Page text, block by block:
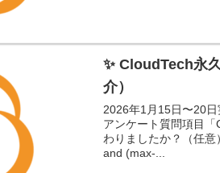
✨ CloudTech永
介）
2026年1月15日〜20日
アンケート質問項目
わりましたか？（任
and (max-...